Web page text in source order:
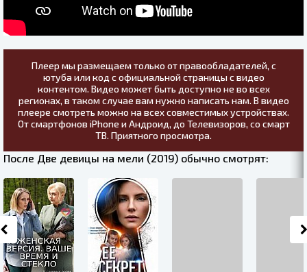
Плеер мы размещаем только от правообладателей, с
ютуба или код с официальной страницы с видео
контентом. Видео может быть доступно не во всех
регионах, в таком случае вам нужно написать нам. В видео
плеере смотреть можно на всех совместимых устройствах.
От смартфонов iPhone и Андроид, до Телевизоров, со смарт
ТВ. Приятного просмотра.
После Две девицы на мели (2019) обычно смотрят: